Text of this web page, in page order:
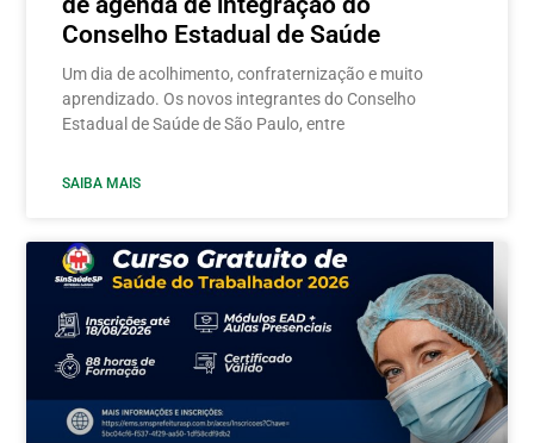
Conselho Estadual de Saúde
Um dia de acolhimento, confraternização e muito
aprendizado. Os novos integrantes do Conselho
Estadual de Saúde de São Paulo, entre
SAIBA MAIS